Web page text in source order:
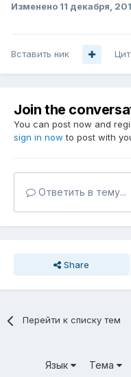
Изменено 11 декабря,
Вставить ник
Join the
You can post now and
sign in now to post with
Ответить в тему...
Share
Перейти к списку тем
Язык Тема